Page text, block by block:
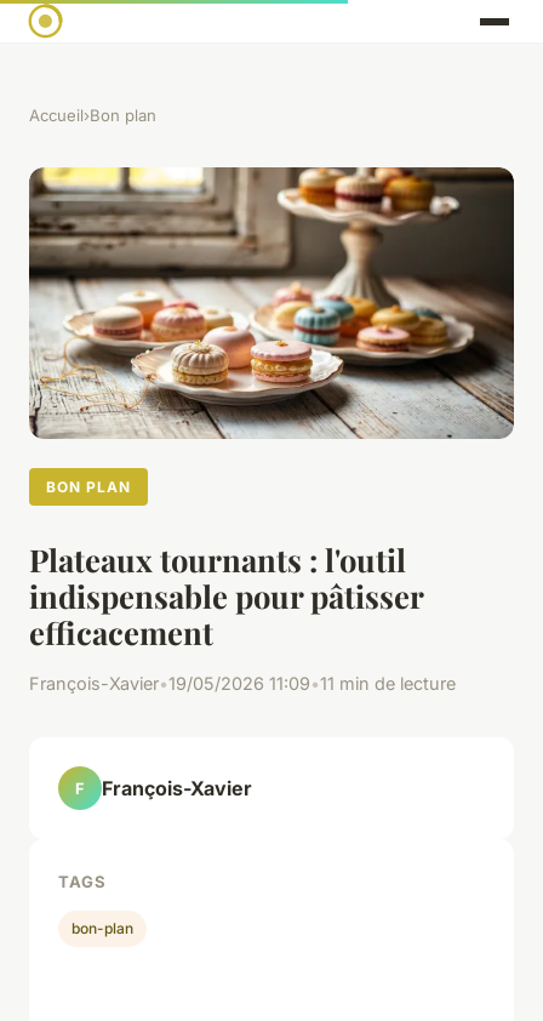
Accueil›Bon plan
BON PLAN
Plateaux tournants : l'outil
indispensable pour pâtisser
efficacement
François-Xavier•19/05/2026 11:09•11 min de lecture
F François-Xavier
TAGS
bon-plan